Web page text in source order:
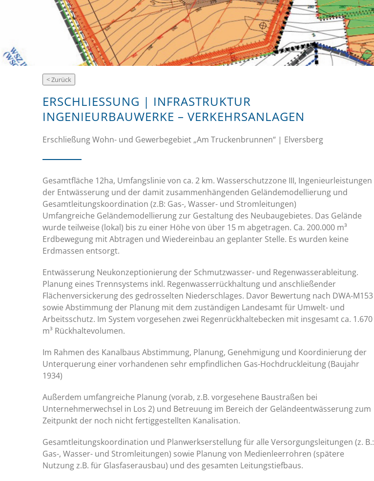
ERSCHLIESSUNG | INFRASTRUKTUR
INGENIEURBAUWERKE – VERKEHRSANLAGEN
Erschließung Wohn- und Gewerbegebiet „Am Truckenbrunnen“ | Elversberg
Gesamtfläche 12ha, Umfangslinie von ca. 2 km. Wasserschutzzone III, Ingenieurleistungen
der Entwässerung und der damit zusammenhängenden Geländemodellierung und
Gesamtleitungskoordination (z.B: Gas-, Wasser- und Stromleitungen)
Umfangreiche Geländemodellierung zur Gestaltung des Neubaugebietes. Das Gelände
wurde teilweise (lokal) bis zu einer Höhe von über 15 m abgetragen. Ca. 200.000 m³
Erdbewegung mit Abtragen und Wiedereinbau an geplanter Stelle. Es wurden keine
Erdmassen entsorgt.
Entwässerung Neukonzeptionierung der Schmutzwasser- und Regenwasserableitung.
Planung eines Trennsystems inkl. Regenwasserrückhaltung und anschließender
Flächenversickerung des gedrosselten Niederschlages. Davor Bewertung nach DWA-M153
sowie Abstimmung der Planung mit dem zuständigen Landesamt für Umwelt- und
Arbeitsschutz. Im System vorgesehen zwei Regenrückhaltebecken mit insgesamt ca. 1.670
m³ Rückhaltevolumen.
Im Rahmen des Kanalbaus Abstimmung, Planung, Genehmigung und Koordinierung der
Unterquerung einer vorhandenen sehr empfindlichen Gas-Hochdruckleitung (Baujahr
1934)
Außerdem umfangreiche Planung (vorab, z.B. vorgesehene Baustraßen bei
Unternehmerwechsel in Los 2) und Betreuung im Bereich der Geländeentwässerung zum
Zeitpunkt der noch nicht fertiggestellten Kanalisation.
Gesamtleitungskoordination und Planwerkserstellung für alle Versorgungsleitungen (z. B.:
Gas-, Wasser- und Stromleitungen) sowie Planung von Medienleerrohren (spätere
Nutzung z.B. für Glasfaserausbau) und des gesamten Leitungstiefbaus.